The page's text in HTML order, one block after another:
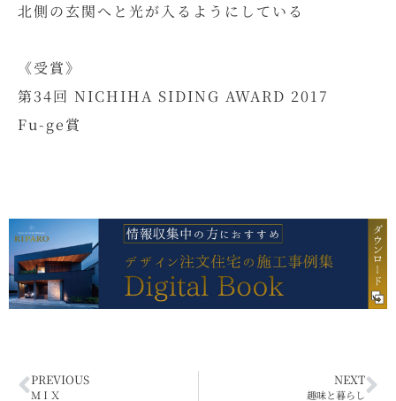
北側の玄関へと光が入るようにしている​
《受賞》
第34回 NICHIHA SIDING AWARD 2017
Fu-ge賞
PREVIOUS
ＭＩＸ
NEXT
趣味と暮らし